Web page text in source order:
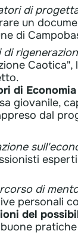
di
un
di
di
di
giovanile,
dal
di
personali
del